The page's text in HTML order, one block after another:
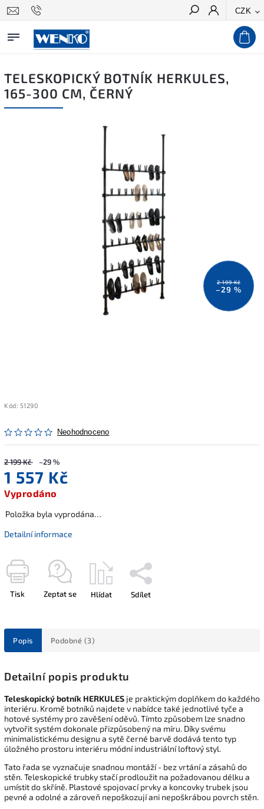
CZK
Hledat
TELESKOPICKÝ BOTNÍK HERKULES,
165-300 CM, ČERNÝ
2 199 Kč
–29 %
Kód: 51290
Neohodnoceno
2 199 Kč –29 %
1 557 Kč
Vyprodáno
Položka byla vyprodána…
Detailní informace
Tisk Zeptat se Hlídat Sdílet
Popis Podobné (3)
Detailní popis produktu
Teleskopický botník HERKULES je praktickým doplňkem do každého
interiéru. Kromě botníků najdete v nabídce také jednotlivé tyče a
hotové systémy pro zavěšení oděvů. Tímto způsobem lze snadno
vytvořit systém dokonale přizpůsobený na míru. Díky svému
minimalistickému designu a sytě černé barvě dodává tento typ
úložného prostoru interiéru módní industriální loftový styl.
Tato řada se vyznačuje snadnou montáží - bez vrtání a zásahů do
stěn. Teleskopické trubky stačí prodloužit na požadovanou délku a
umístit do skříně. Plastové spojovací prvky a koncovky trubek jsou
pevné a odolné a zároveň nepoškozují ani nepoškrábou povrch stěn.